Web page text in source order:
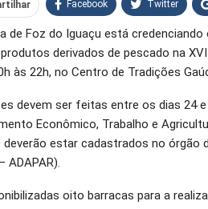
Facebook Twitter
O email
de Foz do Iguaçu está
derivados de pescado na
às 22h, no Centro de Tradições
devem ser feitas entre os dias 24
Econômico, Trabalho e
estar cadastrados no órgão
ADAPAR).
oito barracas para a